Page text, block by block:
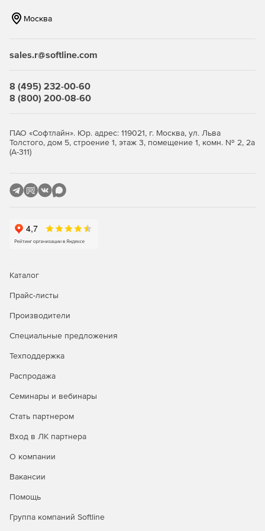
библиотеки 3D Warehouse.
участниками.
Москва
sales.r@softline.com
8 (495) 232-00-60
8 (800) 200-08-60
ПАО «Софтлайн». Юр. адрес: 119021, г. Москва, ул. Льва
Толстого, дом 5, строение 1, этаж 3, помещение 1, комн. № 2, 2а
(А-311)
Каталог
Прайс-листы
Производители
Специальные предложения
Техподдержка
Распродажа
Семинары и вебинары
Стать партнером
Вход в ЛК партнера
О компании
Вакансии
Помощь
Группа компаний Softline